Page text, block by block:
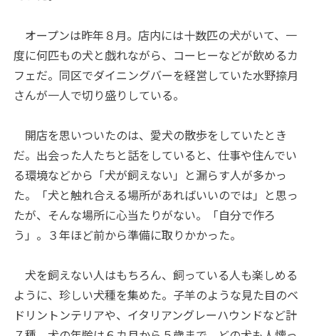
オープンは昨年８月。店内には十数匹の犬がいて、一
度に何匹もの犬と戯れながら、コーヒーなどが飲めるカ
フェだ。同区でダイニングバーを経営していた水野捺月
さんが一人で切り盛りしている。
開店を思いついたのは、愛犬の散歩をしていたとき
だ。出会った人たちと話をしていると、仕事や住んでい
る環境などから「犬が飼えない」と漏らす人が多かっ
た。「犬と触れ合える場所があればいいのでは」と思っ
たが、そんな場所に心当たりがない。「自分で作ろ
う」。３年ほど前から準備に取りかかった。
犬を飼えない人はもちろん、飼っている人も楽しめる
ように、珍しい犬種を集めた。子羊のような見た目のベ
ドリントンテリアや、イタリアングレーハウンドなど計